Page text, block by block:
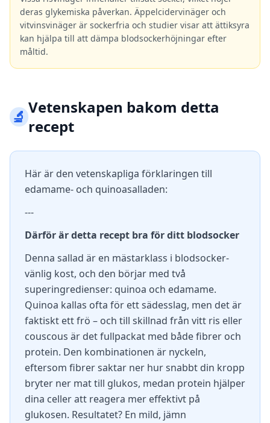
deras glykemiska påverkan. Äppelcidervinäger och
vitvinsvinäger är sockerfria och studier visar att ättiksyra
kan hjälpa till att dämpa blodsockerhöjningar efter
måltid.
🔬Vetenskapen bakom detta
recept
Här är den vetenskapliga förklaringen till
edamame- och quinoasalladen:
---
Därför är detta recept bra för ditt blodsocker
Denna sallad är en mästarklass i blodsocker-
vänlig kost, och den börjar med två
superingredienser: quinoa och edamame.
Quinoa kallas ofta för ett sädesslag, men det är
faktiskt ett frö – och till skillnad från vitt ris eller
couscous är det fullpackat med både fibrer och
protein. Den kombinationen är nyckeln,
eftersom fibrer saktar ner hur snabbt din kropp
bryter ner mat till glukos, medan protein hjälper
dina celler att reagera mer effektivt på
glukosen. Resultatet? En mild, jämn